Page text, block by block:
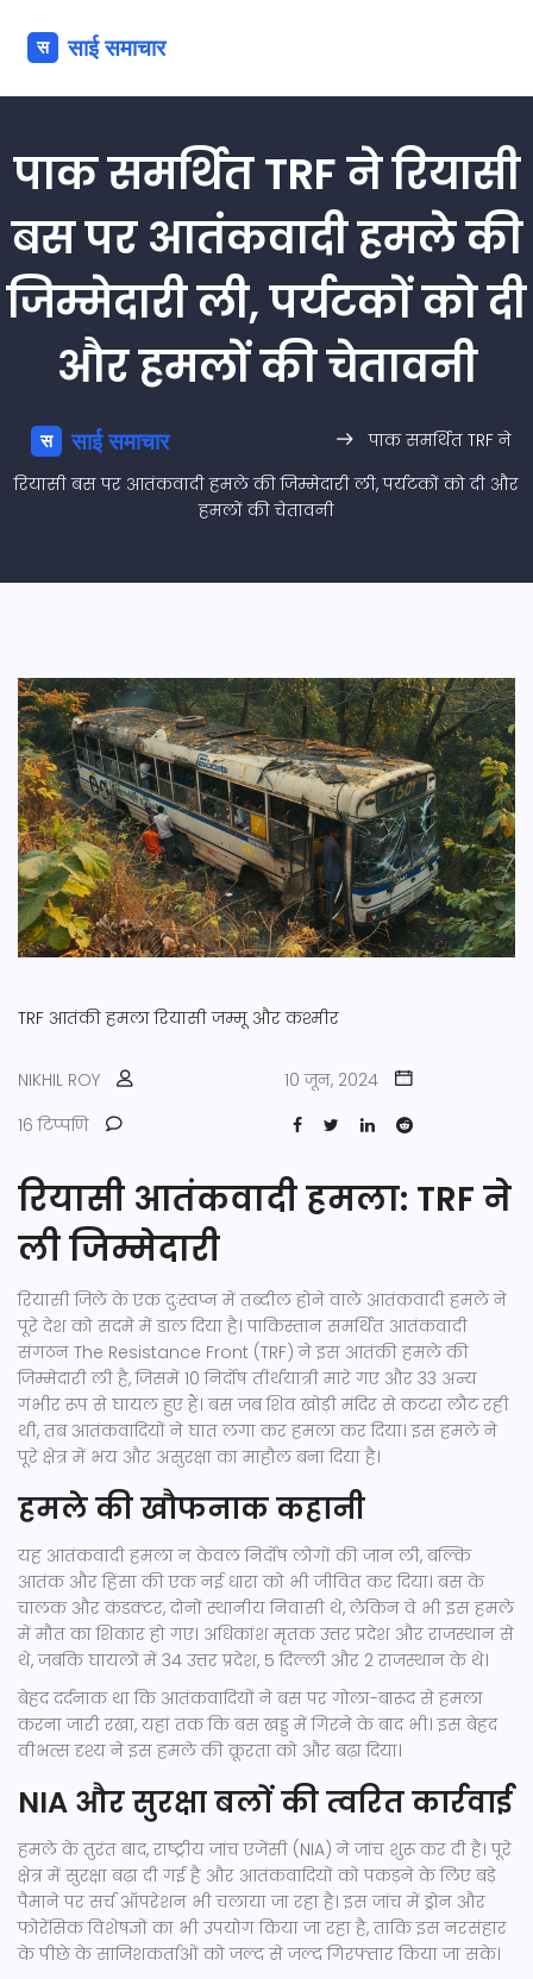
पाक समर्थित TRF ने रियासी
बस पर आतंकवादी हमले की
जिम्मेदारी ली, पर्यटकों को दी
और हमलों की चेतावनी
पाक समर्थित TRF ने
रियासी बस पर आतंकवादी हमले की जिम्मेदारी ली, पर्यटकों को दी और
हमलों की चेतावनी
TRF आतंकी हमला रियासी जम्मू और कश्मीर
NIKHIL ROY
10 जून, 2024
16 टिप्पणि
रियासी आतंकवादी हमला: TRF ने
ली जिम्मेदारी
रियासी जिले के एक दुःस्वप्न में तब्दील होने वाले आतंकवादी हमले ने
पूरे देश को सदमे में डाल दिया है। पाकिस्तान समर्थित आतंकवादी
संगठन The Resistance Front (TRF) ने इस आतंकी हमले की
जिम्मेदारी ली है, जिसमें 10 निर्दोष तीर्थयात्री मारे गए और 33 अन्य
गंभीर रूप से घायल हुए हैं। बस जब शिव खोड़ी मंदिर से कटरा लौट रही
थी, तब आतंकवादियों ने घात लगा कर हमला कर दिया। इस हमले ने
पूरे क्षेत्र में भय और असुरक्षा का माहौल बना दिया है।
हमले की खौफनाक कहानी
यह आतंकवादी हमला न केवल निर्दोष लोगों की जान ली, बल्कि
आतंक और हिंसा की एक नई धारा को भी जीवित कर दिया। बस के
चालक और कंडक्टर, दोनों स्थानीय निवासी थे, लेकिन वे भी इस हमले
में मौत का शिकार हो गए। अधिकांश मृतक उत्तर प्रदेश और राजस्थान से
थे, जबकि घायलों में 34 उत्तर प्रदेश, 5 दिल्ली और 2 राजस्थान के थे।
बेहद दर्दनाक था कि आतंकवादियों ने बस पर गोला-बारूद से हमला
करना जारी रखा, यहां तक कि बस खड्ड में गिरने के बाद भी। इस बेहद
वीभत्स दृश्य ने इस हमले की क्रूरता को और बढ़ा दिया।
NIA और सुरक्षा बलों की त्वरित कार्रवाई
हमले के तुरंत बाद, राष्ट्रीय जांच एजेंसी (NIA) ने जांच शुरू कर दी है। पूरे
क्षेत्र में सुरक्षा बढ़ा दी गई है और आतंकवादियों को पकड़ने के लिए बड़े
पैमाने पर सर्च ऑपरेशन भी चलाया जा रहा है। इस जांच में ड्रोन और
फोरेंसिक विशेषज्ञों का भी उपयोग किया जा रहा है, ताकि इस नरसंहार
के पीछे के साजिशकर्ताओं को जल्द से जल्द गिरफ्तार किया जा सके।